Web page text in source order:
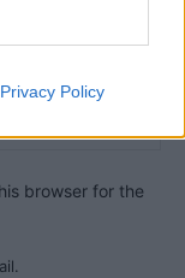
Privacy Policy
browser for the